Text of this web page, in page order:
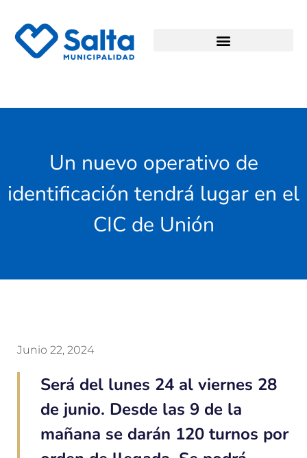
Un nuevo operativo de
identificación tendrá lugar en el
CIC de Unión
Junio 22, 2024
Será del lunes 24 al viernes 28
de junio. Desde las 9 de la
mañana se darán 120 turnos por